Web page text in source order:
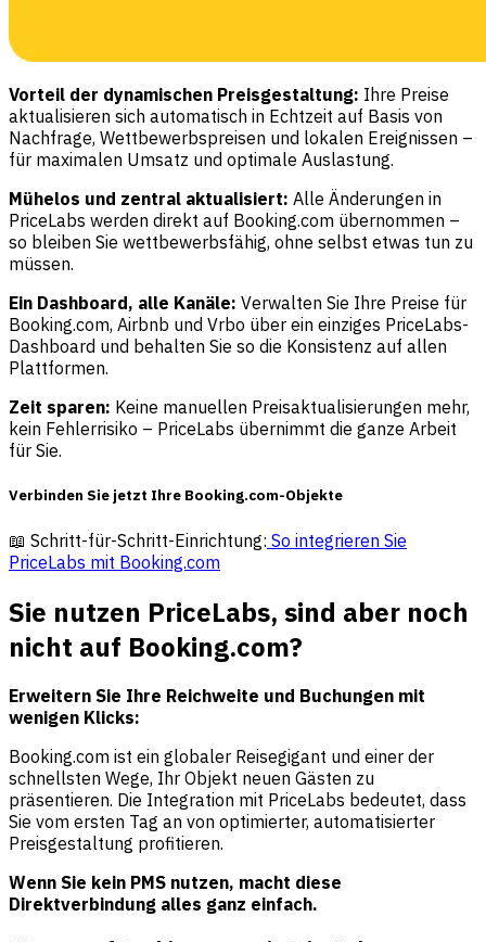
Vorteil der dynamischen Preisgestaltung: Ihre Preise
aktualisieren sich automatisch in Echtzeit auf Basis von
Nachfrage, Wettbewerbspreisen und lokalen Ereignissen –
für maximalen Umsatz und optimale Auslastung.
Mühelos und zentral aktualisiert: Alle Änderungen in
PriceLabs werden direkt auf Booking.com übernommen –
so bleiben Sie wettbewerbsfähig, ohne selbst etwas tun zu
müssen.
Ein Dashboard, alle Kanäle: Verwalten Sie Ihre Preise für
Booking.com, Airbnb und Vrbo über ein einziges PriceLabs-
Dashboard und behalten Sie so die Konsistenz auf allen
Plattformen.
Zeit sparen: Keine manuellen Preisaktualisierungen mehr,
kein Fehlerrisiko – PriceLabs übernimmt die ganze Arbeit
für Sie.
Verbinden Sie jetzt Ihre Booking.com-Objekte
📖 Schritt-für-Schritt-Einrichtung: So integrieren Sie
PriceLabs mit Booking.com
Sie nutzen PriceLabs, sind aber noch
nicht auf Booking.com?
Erweitern Sie Ihre Reichweite und Buchungen mit
wenigen Klicks:
Booking.com ist ein globaler Reisegigant und einer der
schnellsten Wege, Ihr Objekt neuen Gästen zu
präsentieren. Die Integration mit PriceLabs bedeutet, dass
Sie vom ersten Tag an von optimierter, automatisierter
Preisgestaltung profitieren.
Wenn Sie kein PMS nutzen, macht diese
Direktverbindung alles ganz einfach.